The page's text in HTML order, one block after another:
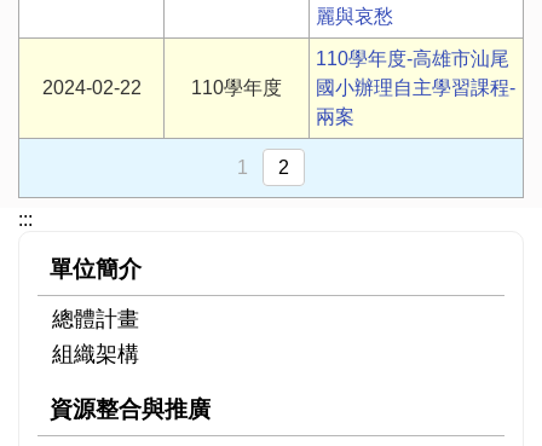
麗與哀愁
2024-02-22 110學年度
110學年度-高雄市汕尾
國小辦理自主學習課程-
兩案
1 2
:::
單位簡介
總體計畫
組織架構
資源整合與推廣